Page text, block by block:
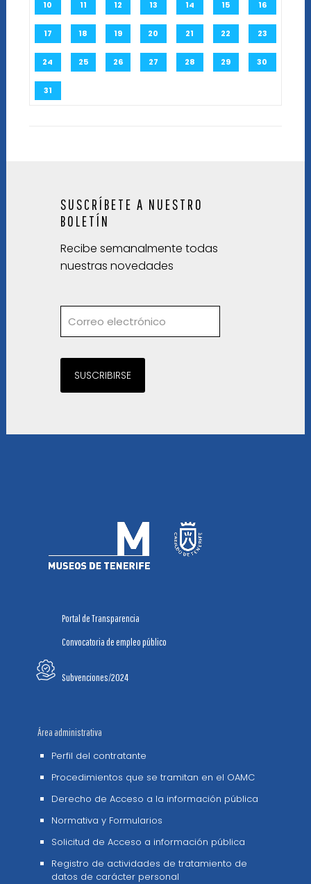
10 11 12 13 14 15 16
17 18 19 20 21 22 23
24 25 26 27 28 29 30
31
SUSCRÍBETE A NUESTRO
BOLETÍN
Recibe semanalmente todas
nuestras novedades
SUSCRIBIRSE
Portal de Transparencia
Convocatoria de empleo público
Subvenciones/2024
Área administrativa
Perfil del contratante
Procedimientos que se tramitan en el OAMC
Derecho de Acceso a la información pública
Normativa y Formularios
Solicitud de Acceso a información pública
Registro de actividades de tratamiento de
datos de carácter personal